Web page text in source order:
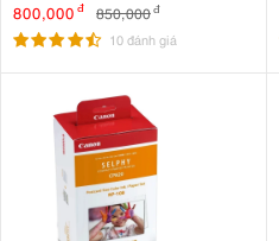
800,000 đ 850,000đ
10 đánh giá